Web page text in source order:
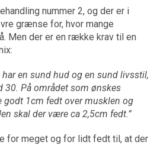
nummer 2, og der er i
grænse for, hvor mange
Men der er en række krav til en
en sund hud og en sund livsstil,
30. På området som ønskes
godt 1cm fedt over musklen og
skal der være ca 2,5cm fedt.”
for meget og for lidt fedt til, at der